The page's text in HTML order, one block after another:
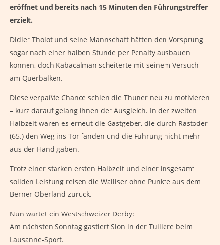
eröffnet und bereits nach 15 Minuten den Führungstreffer
erzielt.
Didier Tholot und seine Mannschaft hätten den Vorsprung
sogar nach einer halben Stunde per Penalty ausbauen
können, doch Kabacalman scheiterte mit seinem Versuch
am Querbalken.
Diese verpaßte Chance schien die Thuner neu zu motivieren
– kurz darauf gelang ihnen der Ausgleich. In der zweiten
Halbzeit waren es erneut die Gastgeber, die durch Rastoder
(65.) den Weg ins Tor fanden und die Führung nicht mehr
aus der Hand gaben.
Trotz einer starken ersten Halbzeit und einer insgesamt
soliden Leistung reisen die Walliser ohne Punkte aus dem
Berner Oberland zurück.
Nun wartet ein Westschweizer Derby:
Am nächsten Sonntag gastiert Sion in der Tuilière beim
Lausanne-Sport.